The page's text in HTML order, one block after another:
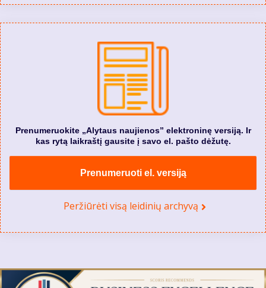
Prenumeruokite „Alytaus naujienos” elektroninę versiją. Ir
kas rytą laikraštį gausite į savo el. pašto dėžutę.
Prenumeruoti el. versiją
Peržiūrėti visą leidinių archyvą